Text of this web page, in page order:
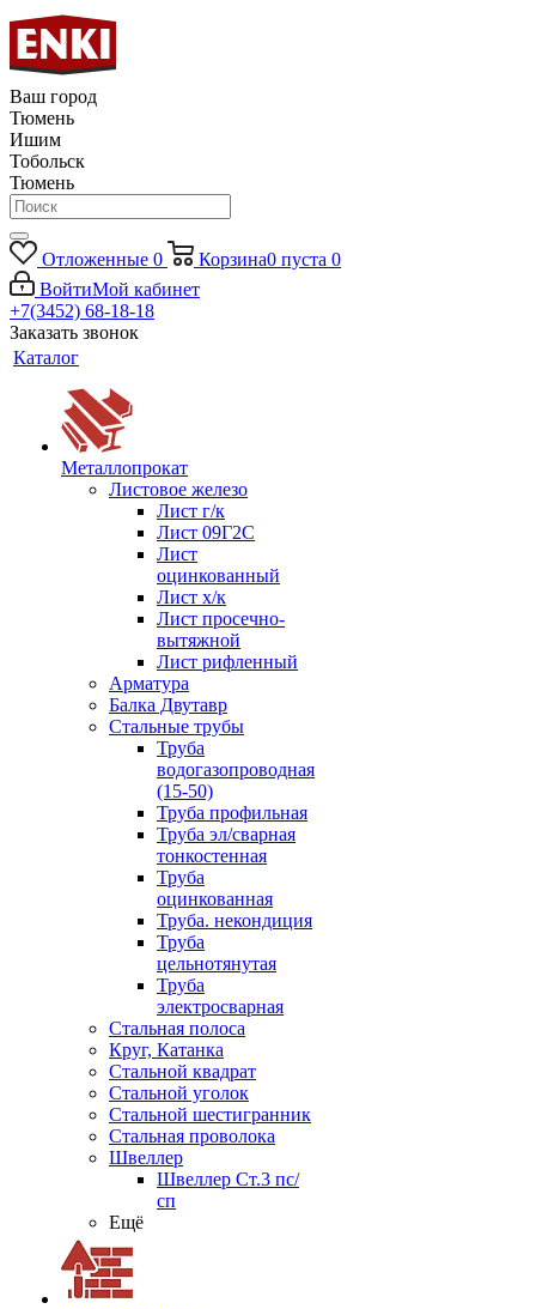
Ваш город
Тюмень
Ишим
Тобольск
Тюмень
Отложенные 0 Корзина0 пуста 0
ВойтиМой кабинет
+7(3452) 68-18-18
Заказать звонок
Каталог
Металлопрокат
Листовое железо
Лист г/к
Лист 09Г2С
Лист
оцинкованный
Лист х/к
Лист просечно-
вытяжной
Лист рифленный
Арматура
Балка Двутавр
Стальные трубы
Труба
водогазопроводная
(15-50)
Труба профильная
Труба эл/сварная
тонкостенная
Труба
оцинкованная
Труба. некондиция
Труба
цельнотянутая
Труба
электросварная
Стальная полоса
Круг, Катанка
Стальной квадрат
Стальной уголок
Стальной шестигранник
Стальная проволока
Швеллер
Швеллер Ст.3 пс/
сп
Ещё